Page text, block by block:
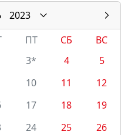
2023
ПТ СБ
ВС
3* 4
5
10 11
12
17 18
19
24 25
26